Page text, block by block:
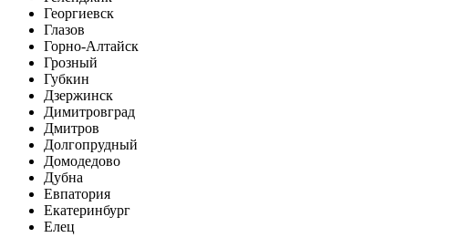
Георгиевск
Глазов
Горно-Алтайск
Грозный
Губкин
Дзержинск
Димитровград
Дмитров
Долгопрудный
Домодедово
Дубна
Евпатория
Екатеринбург
Елец